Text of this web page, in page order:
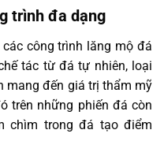
trình đa dạng
công trình lăng mộ đá
tác từ đá tự nhiên, loại
mang đến giá trị thẩm mỹ
trên những phiến đá còn
chìm trong đá tạo điểm